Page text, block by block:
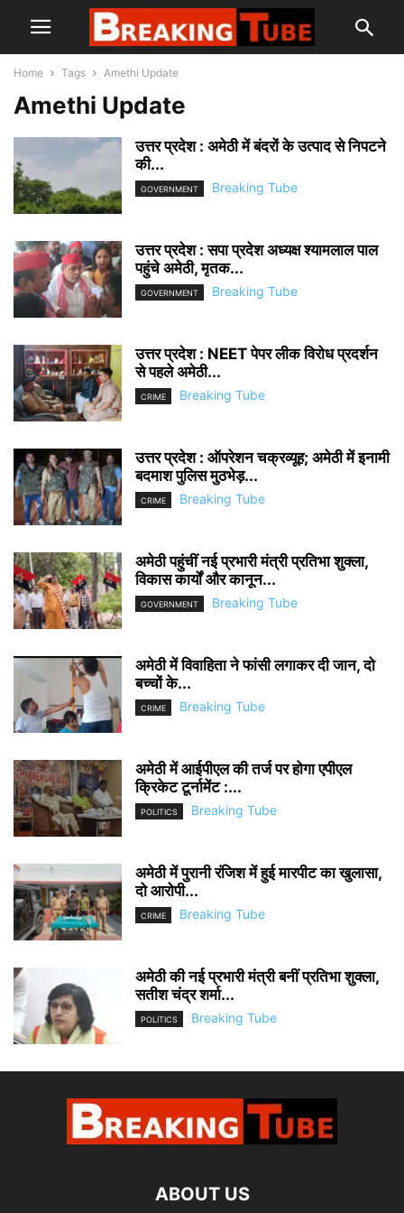
Home Tags Amethi Update
Amethi Update
उत्तर प्रदेश : अमेठी में बंदरों के उत्पाद से निपटने
की...
GOVERNMENT Breaking Tube
उत्तर प्रदेश : सपा प्रदेश अध्यक्ष श्यामलाल पाल
पहुंचे अमेठी, मृतक...
GOVERNMENT Breaking Tube
उत्तर प्रदेश : NEET पेपर लीक विरोध प्रदर्शन
से पहले अमेठी...
CRIME Breaking Tube
उत्तर प्रदेश : ऑपरेशन चक्रव्यूह; अमेठी में इनामी
बदमाश पुलिस मुठभेड़...
CRIME Breaking Tube
अमेठी पहुंचीं नई प्रभारी मंत्री प्रतिभा शुक्ला,
विकास कार्यों और कानून...
GOVERNMENT Breaking Tube
अमेठी में विवाहिता ने फांसी लगाकर दी जान, दो
बच्चों के...
CRIME Breaking Tube
अमेठी में आईपीएल की तर्ज पर होगा एपीएल
क्रिकेट टूर्नामेंट :...
POLITICS Breaking Tube
अमेठी में पुरानी रंजिश में हुई मारपीट का खुलासा,
दो आरोपी...
CRIME Breaking Tube
अमेठी की नई प्रभारी मंत्री बनीं प्रतिभा शुक्ला,
सतीश चंद्र शर्मा...
POLITICS Breaking Tube
ABOUT US